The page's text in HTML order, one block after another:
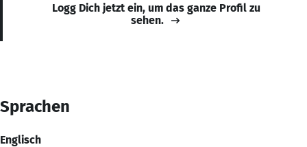
Logg Dich jetzt ein, um das ganze Profil zu
sehen.
Sprachen
Englisch